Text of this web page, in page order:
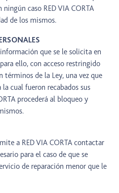
caso RED VIA CORTA
de los mismos.
que se le solicita en
ello, con acceso restringido
términos de la Ley, una vez que
cual fueron recabados sus
procederá al bloqueo y
a RED VIA CORTA contactar
para el caso de que se
de reparación menor que le